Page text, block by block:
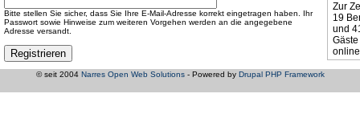
Bitte stellen Sie sicher, dass Sie Ihre E-Mail-Adresse korrekt eingetragen haben. Ihr
Passwort sowie Hinweise zum weiteren Vorgehen werden an die angegebene
Adresse versandt.
Zur
19
und
Gäste
© seit 2004 Narres Open Web Solutions- Powered by Drupal PHP Framework